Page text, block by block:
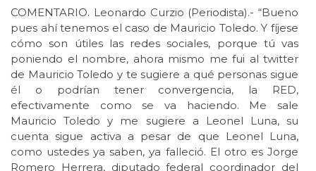
COMENTARIO. Leonardo Curzio (Periodista).- “Bueno
pues ahí tenemos el caso de Mauricio Toledo. Y fíjese
cómo son útiles las redes sociales, porque tú vas
poniendo el nombre, ahora mismo me fui al twitter
de Mauricio Toledo y te sugiere a qué personas sigue
él o podrían tener convergencia, la RED,
efectivamente como se va haciendo. Me sale
Mauricio Toledo y me sugiere a Leonel Luna, su
cuenta sigue activa a pesar de que Leonel Luna,
como ustedes ya saben, ya falleció. El otro es Jorge
Romero Herrera, diputado federal coordinador del